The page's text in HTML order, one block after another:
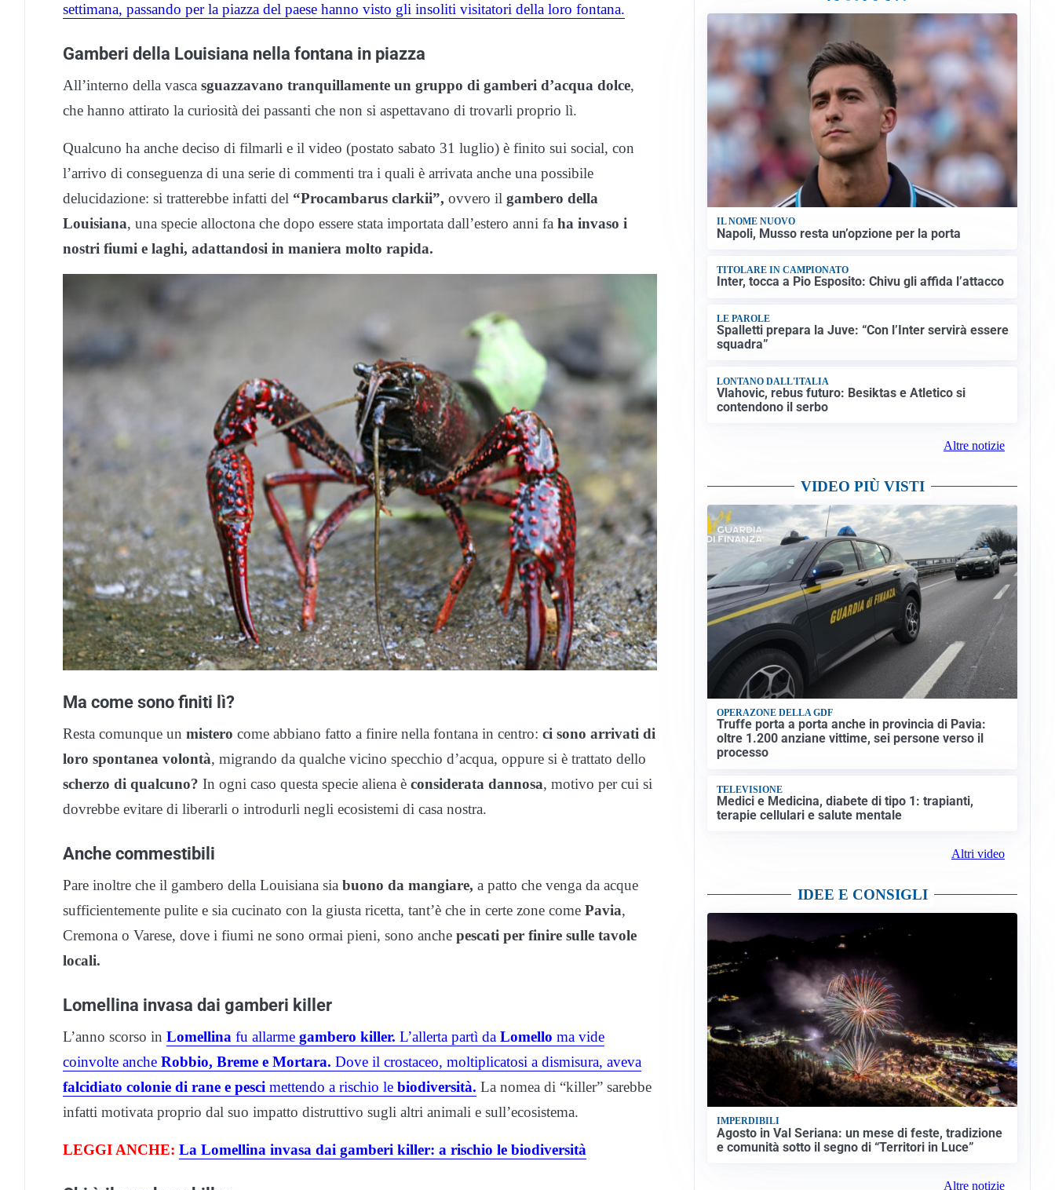
settimana, passando per la piazza del paese hanno visto gli insoliti visitatori della loro fontana.
Gamberi della Louisiana nella fontana in piazza
All’interno della vasca sguazzavano tranquillamente un gruppo di gamberi d’acqua dolce,
che hanno attirato la curiosità dei passanti che non si aspettavano di trovarli proprio lì.
Qualcuno ha anche deciso di filmarli e il video (postato sabato 31 luglio) è finito sui social, con
l’arrivo di conseguenza di una serie di commenti tra i quali è arrivata anche una possibile
delucidazione: si tratterebbe infatti del “Procambarus clarkii”, ovvero il gambero della
Louisiana, una specie alloctona che dopo essere stata importata dall’estero anni fa ha invaso i
nostri fiumi e laghi, adattandosi in maniera molto rapida.
Ma come sono finiti lì?
Resta comunque un mistero come abbiano fatto a finire nella fontana in centro: ci sono arrivati di
loro spontanea volontà, migrando da qualche vicino specchio d’acqua, oppure si è trattato dello
scherzo di qualcuno? In ogni caso questa specie aliena è considerata dannosa, motivo per cui si
dovrebbe evitare di liberarli o introdurli negli ecosistemi di casa nostra.
Anche commestibili
Pare inoltre che il gambero della Louisiana sia buono da mangiare, a patto che venga da acque
sufficientemente pulite e sia cucinato con la giusta ricetta, tant’è che in certe zone come Pavia,
Cremona o Varese, dove i fiumi ne sono ormai pieni, sono anche pescati per finire sulle tavole
locali.
Lomellina invasa dai gamberi killer
L’anno scorso in Lomellina fu allarme gambero killer. L’allerta partì da Lomello ma vide
coinvolte anche Robbio, Breme e Mortara. Dove il crostaceo, moltiplicatosi a dismisura, aveva
falcidiato colonie di rane e pesci mettendo a rischio le biodiversità. La nomea di “killer” sarebbe
infatti motivata proprio dal suo impatto distruttivo sugli altri animali e sull’ecosistema.
LEGGI ANCHE: La Lomellina invasa dai gamberi killer: a rischio le biodiversità
IL NOME NUOVO
Napoli, Musso resta un’opzione per la porta
TITOLARE IN CAMPIONATO
Inter, tocca a Pio Esposito: Chivu gli affida l’attacco
LE PAROLE
Spalletti prepara la Juve: “Con l’Inter servirà essere
squadra”
LONTANO DALL'ITALIA
Vlahovic, rebus futuro: Besiktas e Atletico si
contendono il serbo
Altre notizie
VIDEO PIÙ VISTI
OPERAZONE DELLA GDF
Truffe porta a porta anche in provincia di Pavia:
oltre 1.200 anziane vittime, sei persone verso il
processo
TELEVISIONE
Medici e Medicina, diabete di tipo 1: trapianti,
terapie cellulari e salute mentale
Altri video
IDEE E CONSIGLI
IMPERDIBILI
Agosto in Val Seriana: un mese di feste, tradizione
e comunità sotto il segno di “Territori in Luce”
Altre notizie